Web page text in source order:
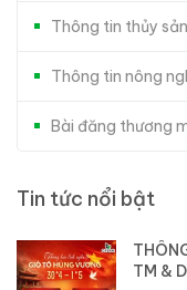
Thông tin thủy sản
Thông tin nông
Bài đăng thương
Tin tức nổi bật
TM &